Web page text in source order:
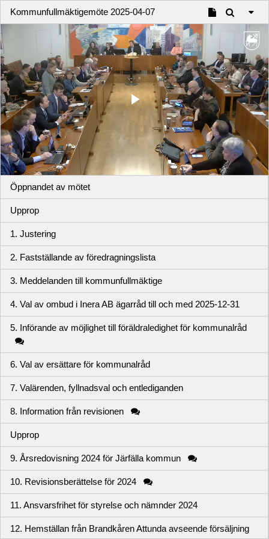
Kommunfullmäktigemöte 2025-04-07
Play
Video
Öppnandet av mötet
Upprop
1. Justering
2. Fastställande av föredragningslista
3. Meddelanden till kommunfullmäktige
4. Val av ombud i Inera AB ägarråd till och med 2025-12-31
5. Införande av möjlighet till föräldraledighet för kommunalråd
6. Val av ersättare för kommunalråd
7. Valärenden, fyllnadsval och entlediganden
8. Information från revisionen
Upprop
9. Årsredovisning 2024 för Järfälla kommun
10. Revisionsberättelse för 2024
11. Ansvarsfrihet för styrelse och nämnder 2024
12. Hemställan från Brandkåren Attunda avseende försäljning